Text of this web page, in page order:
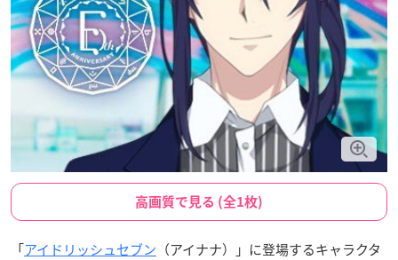
高画質で見る (全1枚)
「アイドリッシュセブン （アイナナ）」に登場するキャラクタ